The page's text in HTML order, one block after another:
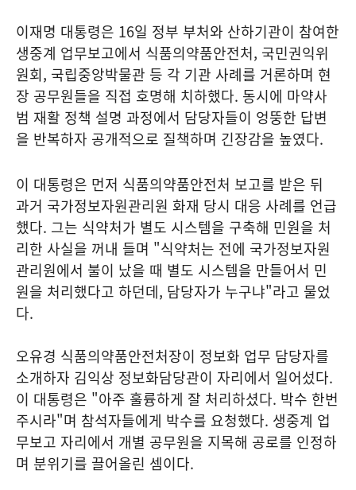
이재명 대통령은 16일 정부 부처와 산하기관이 참여한
생중계 업무보고에서 식품의약품안전처, 국민권익위
원회, 국립중앙박물관 등 각 기관 사례를 거론하며 현
장 공무원들을 직접 호명해 치하했다. 동시에 마약사
범 재활 정책 설명 과정에서 담당자들이 엉뚱한 답변
을 반복하자 공개적으로 질책하며 긴장감을 높였다.
이 대통령은 먼저 식품의약품안전처 보고를 받은 뒤
과거 국가정보자원관리원 화재 당시 대응 사례를 언급
했다. 그는 식약처가 별도 시스템을 구축해 민원을 처
리한 사실을 꺼내 들며 "식약처는 전에 국가정보자원
관리원에서 불이 났을 때 별도 시스템을 만들어서 민
원을 처리했다고 하던데, 담당자가 누구냐"라고 물었
다.
오유경 식품의약품안전처장이 정보화 업무 담당자를
소개하자 김익상 정보화담당관이 자리에서 일어섰다.
이 대통령은 "아주 훌륭하게 잘 처리하셨다. 박수 한번
주시라"며 참석자들에게 박수를 요청했다. 생중계 업
무보고 자리에서 개별 공무원을 지목해 공로를 인정하
며 분위기를 끌어올린 셈이다.